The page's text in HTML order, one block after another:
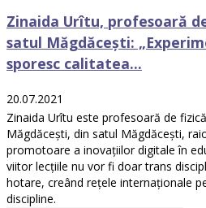
Zinaida Urîtu, profesoară
satul Măgdăcești:
sporesc calitatea...
20.07.2021
Zinaida Urîtu este profesoară de
Măgdăcești, din satul Măgdăcești,
promotoare a inovațiilor digitale în
viitor lecțiile nu vor fi doar trans
hotare, creând rețele internaționale
discipline.